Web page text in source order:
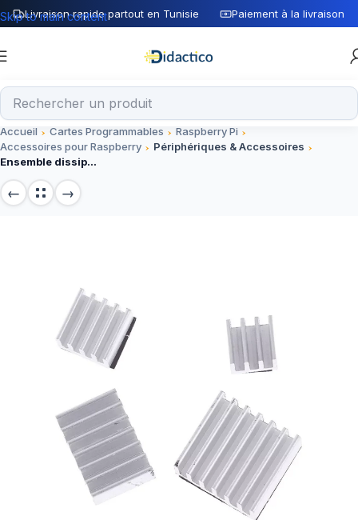
Livraison rapide partout en Tunisie Paiement à la livraison
Skip to main content
Accueil Cartes Programmables
Raspberry Pi
Accessoires pour Raspberry
Périphériques & Accessoires
Ensemble dissipateur de chaleur blanc 4 en 1 en aluminium pour Raspberry Pi 4B